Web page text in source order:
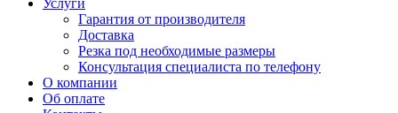
Услуги
Гарантия от производителя
Доставка
Резка под необходимые размеры
Консультация специалиста по телефону
О компании
Об оплате